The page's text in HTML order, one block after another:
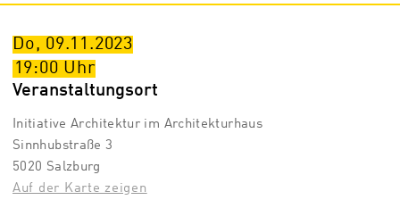
Do, 09.11.2023
19:00 Uhr
Veranstaltungsort
Initiative Architektur im Architekturhaus
Sinnhubstraße 3
5020 Salzburg
Auf der Karte zeigen